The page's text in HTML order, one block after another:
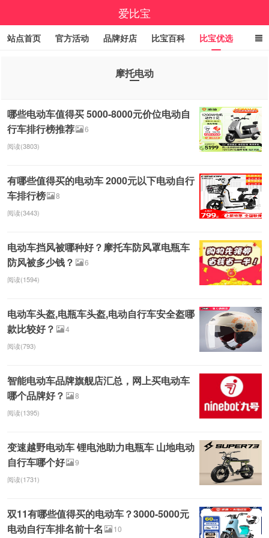
爱比宝
站点首页 官方活动 品牌好店 比宝百科 比宝优选
今日折上折 实时疯抢榜
摩托电动
哪些电动车值得买 5000-8000元价位电动自
行车排行榜推荐
6
阅读(3803)
有哪些值得买的电动车 2000元以下电动自行
车排行榜
8
阅读(3443)
电动车挡风被哪种好？摩托车防风罩电瓶车
防风被多少钱？
6
阅读(1594)
电动车头盔,电瓶车头盔,电动自行车安全盔哪
款比较好？
4
阅读(793)
智能电动车品牌旗舰店汇总，网上买电动车
哪个品牌好？
8
阅读(1395)
变速越野电动车 锂电池助力电瓶车 山地电动
自行车哪个好
9
阅读(1731)
双11有哪些值得买的电动车？3000-5000元
电动自行车排名前十名
10